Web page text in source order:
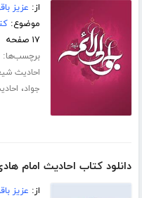
از: عزیز
موضوع:
۱۷ صفحه
برچسب‌ها:
احادیث
جواد،
دانلود کتاب احادیث امام
از: عزیز